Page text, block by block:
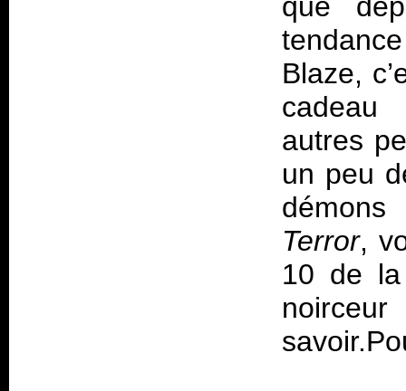
Blaze,
cadeau
autres
un peu
Terror,
10 de